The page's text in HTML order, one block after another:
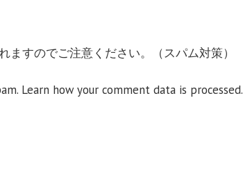
ますのでご注意ください。（スパム対策）
Learn how your comment data is processed.